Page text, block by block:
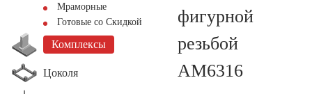
Мраморные
Готовые со Скидкой
Комплексы
Цоколя
фигурной
резьбой
AM6316